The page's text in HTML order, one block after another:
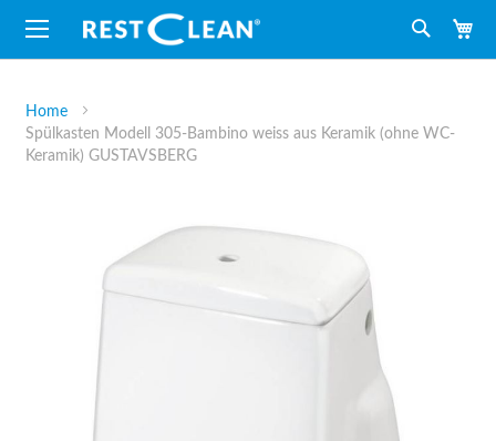
Suche
Home
Spülkasten Modell 305-Bambino weiss aus Keramik (ohne WC-
Keramik) GUSTAVSBERG
Bildergalerie